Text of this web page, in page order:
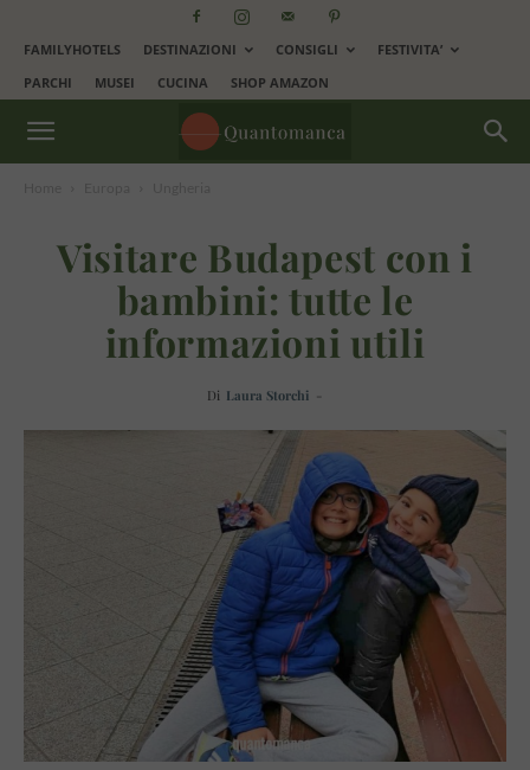
FAMILYHOTELS DESTINAZIONI CONSIGLI
FESTIVITA’
PARCHI
MUSEI CUCINA SHOP AMAZON
Visitare Budapest con i
bambini: tutte le
informazioni utili
Di Laura Storchi -